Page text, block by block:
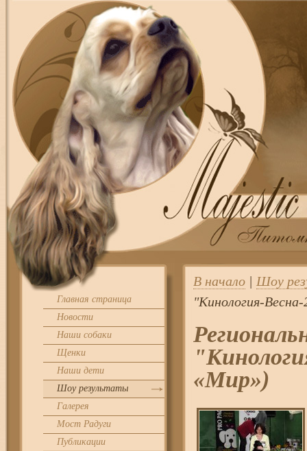
Главная страница
Новости
Наши собаки
Щенки
Наши дети
Шоу результаты
Галерея
Мост Радуги
Публикации
В начало
Шоу
"Кинология-
«Мир»)